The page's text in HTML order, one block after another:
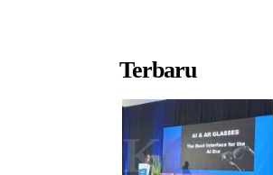
Terbaru